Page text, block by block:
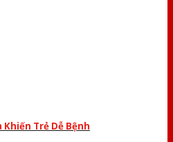
Khiến Trẻ Dễ Bệnh